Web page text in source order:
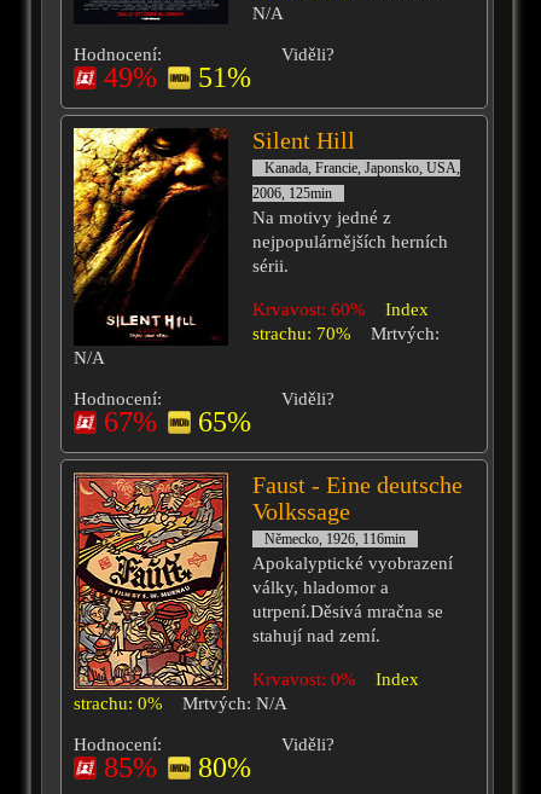
N/A
Hodnocení:
49% 51%
Viděli?
Silent Hill
Kanada, Francie, Japonsko, USA,
2006, 125min
Na motivy jedné z
nejpopulárnějších herních
sérii.
Krvavost: 60%
Index
strachu: 70%
Mrtvých:
N/A
Hodnocení:
67% 65%
Viděli?
Faust - Eine deutsche
Volkssage
Německo, 1926, 116min
Apokalyptické vyobrazení
války, hladomor a
utrpení.Děsivá mračna se
stahují nad zemí.
Krvavost: 0%
Index
strachu: 0%
Mrtvých: N/A
Hodnocení:
85% 80%
Viděli?